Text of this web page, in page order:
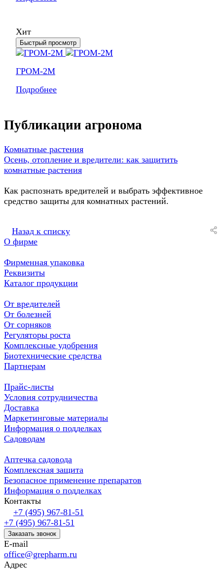
Хит
Быстрый просмотр
ГРОМ-2М
Подробнее
Публикации агронома
Комнатные растения
Осень, отопление и вредители: как защитить
комнатные растения
Как распознать вредителей и выбрать эффективное
средство защиты для комнатных растений.
Назад к списку
О фирме
Фирменная упаковка
Реквизиты
Каталог продукции
От вредителей
От болезней
От сорняков
Регуляторы роста
Комплексные удобрения
Биотехнические средства
Партнерам
Прайс-листы
Условия сотрудничества
Доставка
Маркетинговые материалы
Информация о подделках
Садоводам
Аптечка садовода
Комплексная защита
Безопасное применение препаратов
Информация о подделках
Контакты
+7 (495) 967-81-51
+7 (495) 967-81-51
Заказать звонок
E-mail
office@grepharm.ru
Адрес